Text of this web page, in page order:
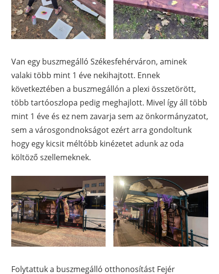
Van egy buszmegálló Székesfehérváron, aminek
valaki több mint 1 éve nekihajtott. Ennek
következtében a buszmegállón a plexi összetörött,
több tartóoszlopa pedig meghajlott. Mivel így áll több
mint 1 éve és ez nem zavarja sem az önkormányzatot,
sem a városgondnokságot ezért arra gondoltunk
hogy egy kicsit méltóbb kinézetet adunk az oda
költöző szellemeknek.
Folytattuk a buszmegálló otthonosítást Fejér